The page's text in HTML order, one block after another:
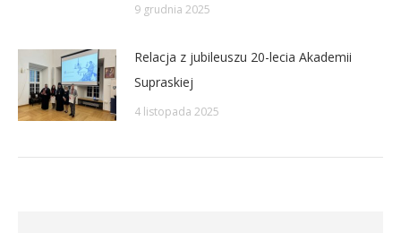
9 grudnia 2025
Relacja z jubileuszu 20-lecia Akademii
Supraskiej
4 listopada 2025